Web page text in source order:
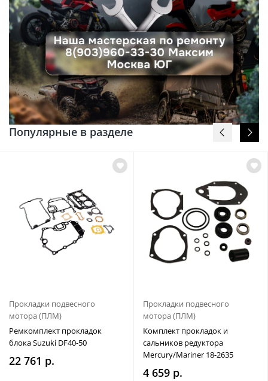
Популярные в разделе
Прокладки подвесного
мотора (ПЛМ)
Ремкомплект прокладок
блока Suzuki DF40-50
22 761 р.
Прокладки подвесного
мотора (ПЛМ)
Комплект прокладок и
сальников редуктора
Mercury/Mariner 18-2635
4 659 р.